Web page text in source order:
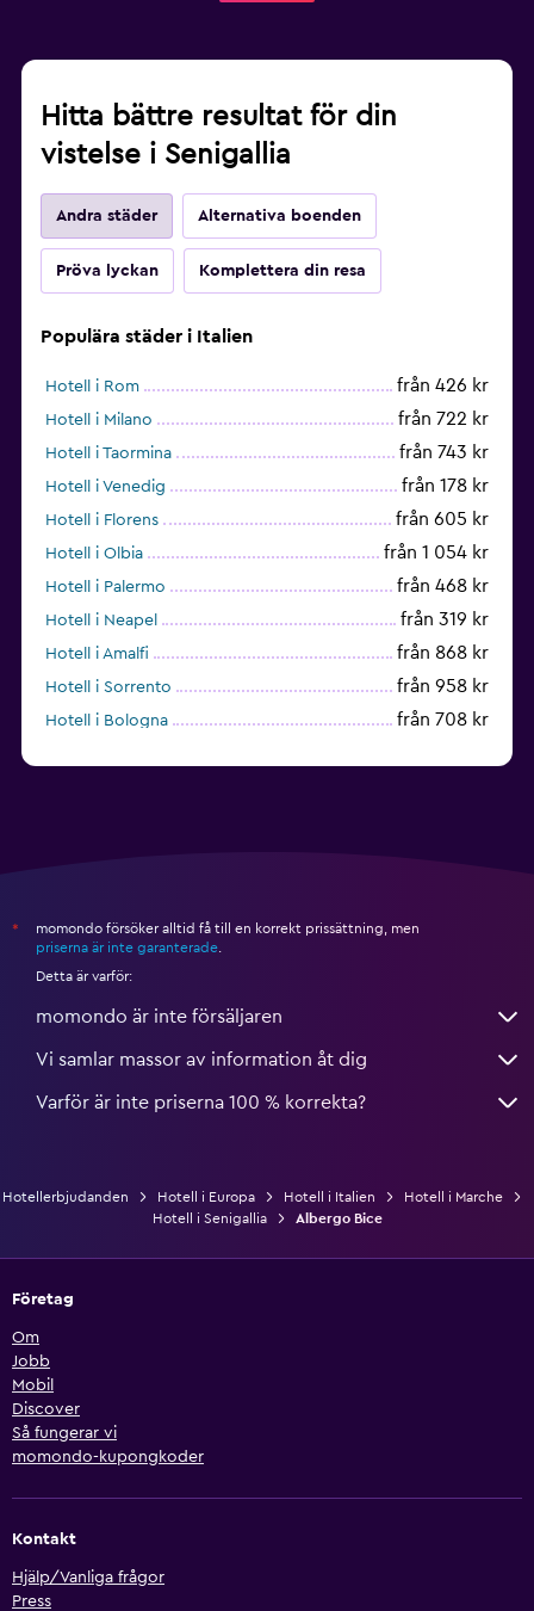
Hitta bättre resultat för din
vistelse i Senigallia
Andra städer Alternativa boenden
Pröva lyckan Komplettera din resa
Populära städer i Italien
Hotell i Rom från 426 kr
Hotell i Milano från 722 kr
Hotell i Taormina från 743 kr
Hotell i Venedig från 178 kr
Hotell i Florens från 605 kr
Hotell i Olbia från 1 054 kr
Hotell i Palermo från 468 kr
Hotell i Neapel från 319 kr
Hotell i Amalfi från 868 kr
Hotell i Sorrento från 958 kr
Hotell i Bologna från 708 kr
*
momondo försöker alltid få till en korrekt prissättning, men
priserna är inte garanterade
Detta är varför:
momondo är inte försäljaren
Vi samlar massor av information åt dig
Varför är inte priserna 100 % korrekta?
Hotellerbjudanden Hotell i Europa Hotell i Italien
Hotell i Marche
Hotell i Senigallia
Albergo Bice
Företag
Om
Jobb
Mobil
Discover
Så fungerar vi
momondo-kupongkoder
Kontakt
Hjälp/Vanliga frågor
Press